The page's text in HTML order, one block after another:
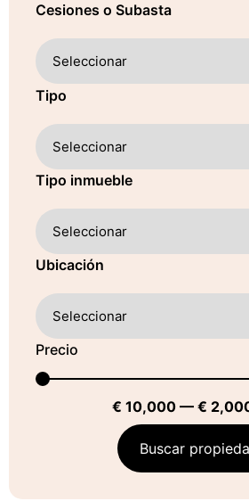
Cesiones o Subasta
Tipo
Tipo inmueble
Ubicación
Precio
€ 10,000 — €
Buscar